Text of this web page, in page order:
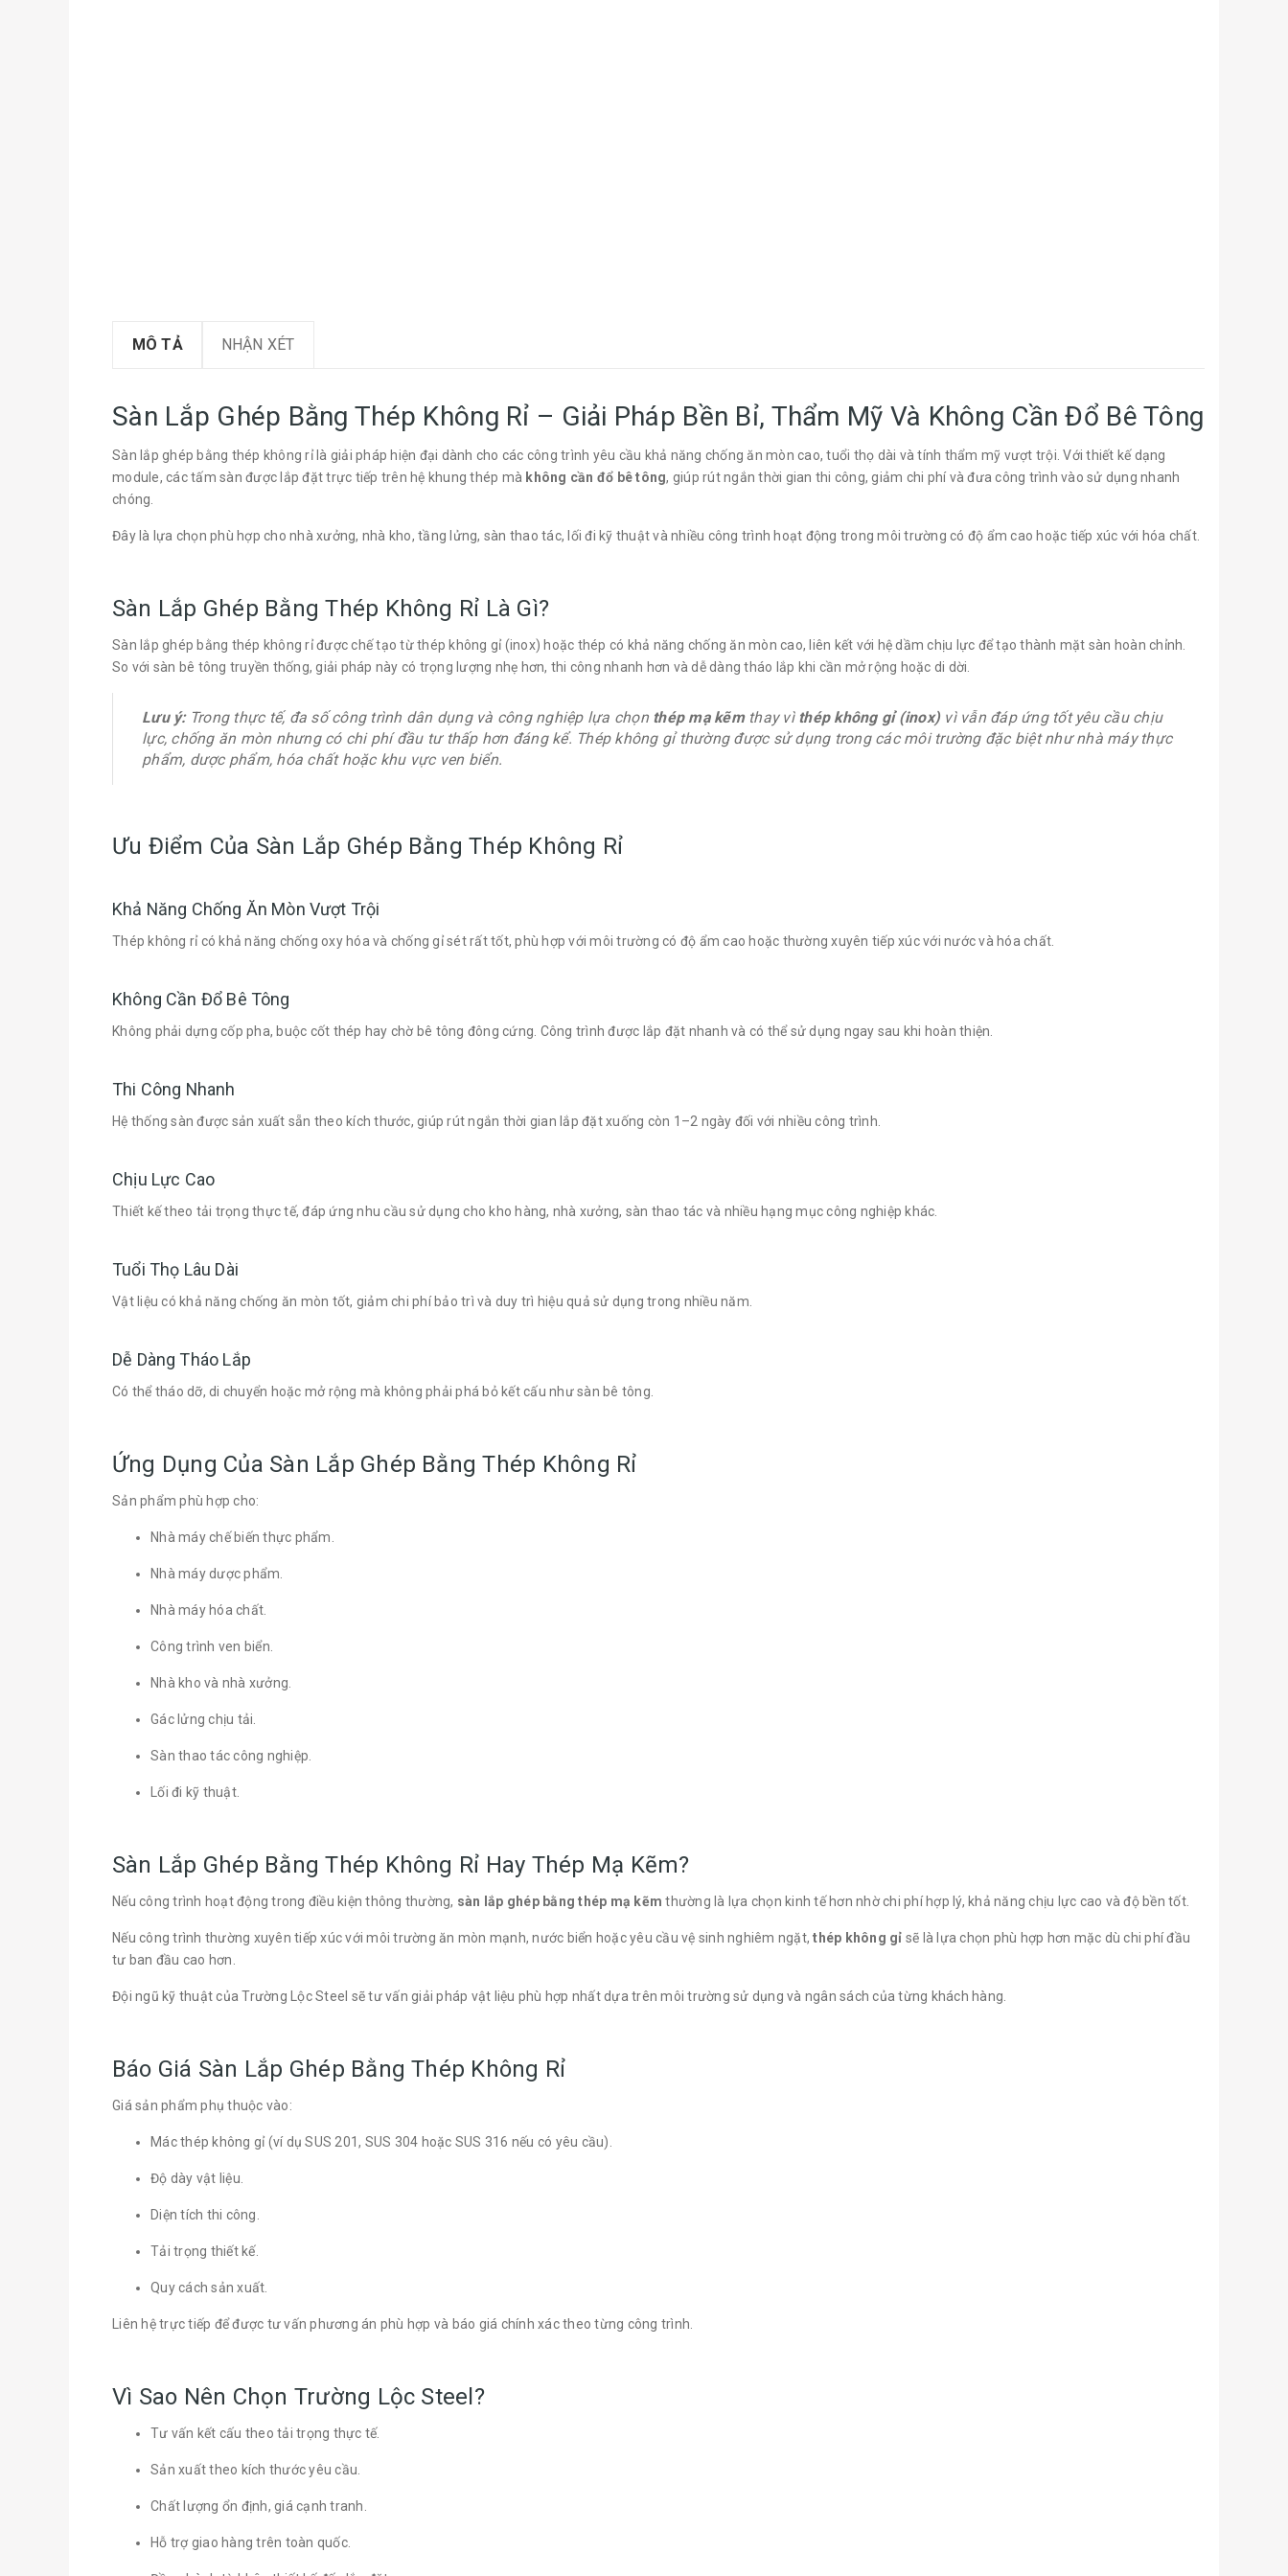
MÔ TẢ NHẬN XÉT
Sàn Lắp Ghép Bằng Thép Không Rỉ – Giải Pháp Bền Bỉ, Thẩm Mỹ Và Không Cần Đổ Bê Tông
Sàn lắp ghép bằng thép không rỉ là giải pháp hiện đại dành cho các công trình yêu cầu khả năng chống ăn mòn cao, tuổi thọ dài và tính thẩm mỹ vượt trội. Với thiết kế dạng
module, các tấm sàn được lắp đặt trực tiếp trên hệ khung thép mà không cần đổ bê tông, giúp rút ngắn thời gian thi công, giảm chi phí và đưa công trình vào sử dụng nhanh
chóng.
Đây là lựa chọn phù hợp cho nhà xưởng, nhà kho, tầng lửng, sàn thao tác, lối đi kỹ thuật và nhiều công trình hoạt động trong môi trường có độ ẩm cao hoặc tiếp xúc với hóa chất.
Sàn Lắp Ghép Bằng Thép Không Rỉ Là Gì?
Sàn lắp ghép bằng thép không rỉ được chế tạo từ thép không gỉ (inox) hoặc thép có khả năng chống ăn mòn cao, liên kết với hệ dầm chịu lực để tạo thành mặt sàn hoàn chỉnh.
So với sàn bê tông truyền thống, giải pháp này có trọng lượng nhẹ hơn, thi công nhanh hơn và dễ dàng tháo lắp khi cần mở rộng hoặc di dời.
Lưu ý:Trong thực tế, đa số công trình dân dụng và công nghiệp lựa chọn thép mạ kẽmthay vì thép không gỉ (inox) vì vẫn đáp ứng tốt yêu cầu chịu
lực, chống ăn mòn nhưng có chi phí đầu tư thấp hơn đáng kể. Thép không gỉ thường được sử dụng trong các môi trường đặc biệt như nhà máy thực
phẩm, dược phẩm, hóa chất hoặc khu vực ven biển.
Ưu Điểm Của Sàn Lắp Ghép Bằng Thép Không Rỉ
Khả Năng Chống Ăn Mòn Vượt Trội
Thép không rỉ có khả năng chống oxy hóa và chống gỉ sét rất tốt, phù hợp với môi trường có độ ẩm cao hoặc thường xuyên tiếp xúc với nước và hóa chất.
Không Cần Đổ Bê Tông
Không phải dựng cốp pha, buộc cốt thép hay chờ bê tông đông cứng. Công trình được lắp đặt nhanh và có thể sử dụng ngay sau khi hoàn thiện.
Thi Công Nhanh
Hệ thống sàn được sản xuất sẵn theo kích thước, giúp rút ngắn thời gian lắp đặt xuống còn 1–2 ngày đối với nhiều công trình.
Chịu Lực Cao
Thiết kế theo tải trọng thực tế, đáp ứng nhu cầu sử dụng cho kho hàng, nhà xưởng, sàn thao tác và nhiều hạng mục công nghiệp khác.
Tuổi Thọ Lâu Dài
Vật liệu có khả năng chống ăn mòn tốt, giảm chi phí bảo trì và duy trì hiệu quả sử dụng trong nhiều năm.
Dễ Dàng Tháo Lắp
Có thể tháo dỡ, di chuyển hoặc mở rộng mà không phải phá bỏ kết cấu như sàn bê tông.
Ứng Dụng Của Sàn Lắp Ghép Bằng Thép Không Rỉ
Sản phẩm phù hợp cho:
Nhà máy chế biến thực phẩm.
Nhà máy dược phẩm.
Nhà máy hóa chất.
Công trình ven biển.
Nhà kho và nhà xưởng.
Gác lửng chịu tải.
Sàn thao tác công nghiệp.
Lối đi kỹ thuật.
Sàn Lắp Ghép Bằng Thép Không Rỉ Hay Thép Mạ Kẽm?
Nếu công trình hoạt động trong điều kiện thông thường, sàn lắp ghép bằng thép mạ kẽm thường là lựa chọn kinh tế hơn nhờ chi phí hợp lý, khả năng chịu lực cao và độ bền tốt.
Nếu công trình thường xuyên tiếp xúc với môi trường ăn mòn mạnh, nước biển hoặc yêu cầu vệ sinh nghiêm ngặt,thép không gỉ sẽ là lựa chọn phù hợp hơn mặc dù chi phí đầu
tư ban đầu cao hơn.
Đội ngũ kỹ thuật của Trường Lộc Steel sẽ tư vấn giải pháp vật liệu phù hợp nhất dựa trên môi trường sử dụng và ngân sách của từng khách hàng.
Báo Giá Sàn Lắp Ghép Bằng Thép Không Rỉ
Giá sản phẩm phụ thuộc vào:
Mác thép không gỉ (ví dụ SUS 201, SUS 304 hoặc SUS 316 nếu có yêu cầu).
Độ dày vật liệu.
Diện tích thi công.
Tải trọng thiết kế.
Quy cách sản xuất.
Liên hệ trực tiếp để được tư vấn phương án phù hợp và báo giá chính xác theo từng công trình.
Vì Sao Nên Chọn Trường Lộc Steel?
Tư vấn kết cấu theo tải trọng thực tế.
Sản xuất theo kích thước yêu cầu.
Chất lượng ổn định, giá cạnh tranh.
Hỗ trợ giao hàng trên toàn quốc.